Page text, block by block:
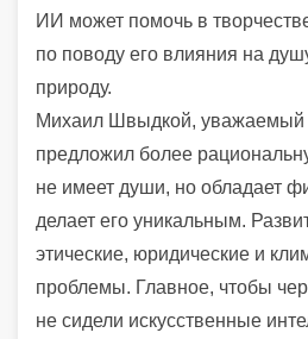
ИИ может помочь в
по поводу его влияния на
природу.
Михаил Швыдкой, уважаемый
предложил более
не имеет души, но обладает
делает его уникальным.
этические, юридические и
проблемы. Главное, чтобы
не сидели искусственные